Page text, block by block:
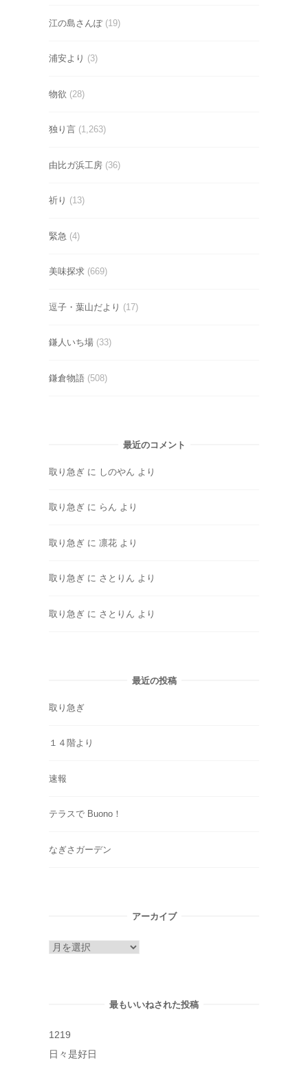
江の島さんぽ(19)
浦安より (3)
物欲 (28)
独り言 (1,263)
由比ガ浜工房 (36)
祈り (13)
緊急 (4)
美味探求 (669)
逗子・葉山だより (17)
鎌人いち場 (33)
鎌倉物語 (508)
最近のコメント
取り急ぎ に しのやん より
取り急ぎ に らん より
取り急ぎ に 凛花 より
取り急ぎ に さとりん より
取り急ぎ に さとりん より
最近の投稿
取り急ぎ
１４階より
速報
テラスで Buono！
なぎさガーデン
アーカイブ
ア
最もいいねされた投稿
1219
日々是好日